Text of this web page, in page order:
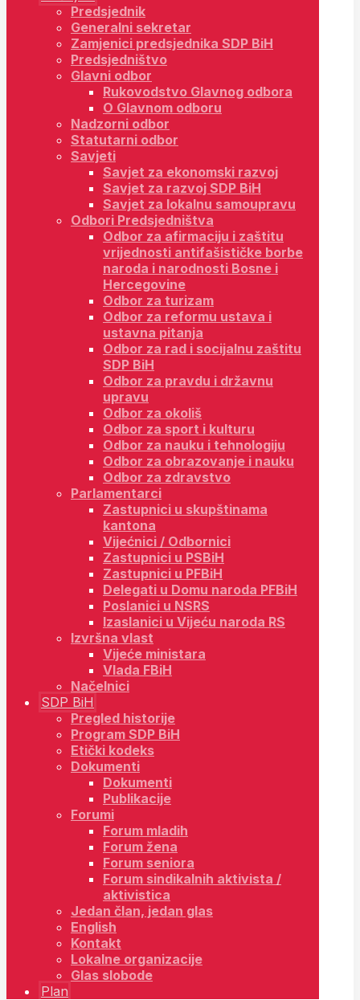
Predsjednik
Generalni sekretar
Zamjenici predsjednika SDP BiH
Predsjedništvo
Glavni odbor
Rukovodstvo Glavnog odbora
O Glavnom odboru
Nadzorni odbor
Statutarni odbor
Savjeti
Savjet za ekonomski razvoj
Savjet za razvoj SDP BiH
Savjet za lokalnu samoupravu
Odbori Predsjedništva
Odbor za afirmaciju i zaštitu
vrijednosti antifašističke borbe
naroda i narodnosti Bosne i
Hercegovine
Odbor za turizam
Odbor za reformu ustava i
ustavna pitanja
Odbor za rad i socijalnu zaštitu
SDP BiH
Odbor za pravdu i državnu
upravu
Odbor za okoliš
Odbor za sport i kulturu
Odbor za nauku i tehnologiju
Odbor za obrazovanje i nauku
Odbor za zdravstvo
Parlamentarci
Zastupnici u skupštinama
kantona
Vijećnici / Odbornici
Zastupnici u PSBiH
Zastupnici u PFBiH
Delegati u Domu naroda PFBiH
Poslanici u NSRS
Izaslanici u Vijeću naroda RS
Izvršna vlast
Vijeće ministara
Vlada FBiH
Načelnici
SDP BiH
Pregled historije
Program SDP BiH
Etički kodeks
Dokumenti
Dokumenti
Publikacije
Forumi
Forum mladih
Forum žena
Forum seniora
Forum sindikalnih aktivista /
aktivistica
Jedan član, jedan glas
English
Kontakt
Lokalne organizacije
Glas slobode
Plan